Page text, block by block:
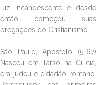
luz incandescente e desde
então começou suas
pregações do Cristianismo.
São Paulo, Apóstolo (5-67)
Nasceu em Tarso na Cilícia,
era judeu e cidadão romano.